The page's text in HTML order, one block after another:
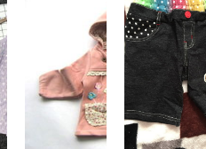
季流行童装
与大童款式
批发指南
装爆款保暖
内衣的秘密